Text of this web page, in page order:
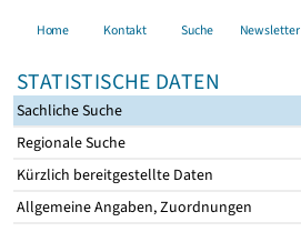
Home Kontakt Suche Newsletter
STATISTISCHE DATEN
Sachliche Suche
Regionale Suche
Kürzlich bereitgestellte Daten
Allgemeine Angaben, Zuordnungen